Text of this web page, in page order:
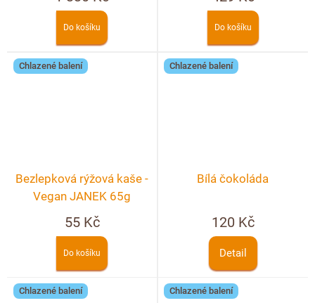
Do košíku Do košíku
Chlazené balení
Bezlepková rýžová kaše -
Vegan JANEK 65g
55 Kč
Do košíku
Chlazené balení
Bílá čokoláda
120 Kč
Detail
Chlazené balení Chlazené balení